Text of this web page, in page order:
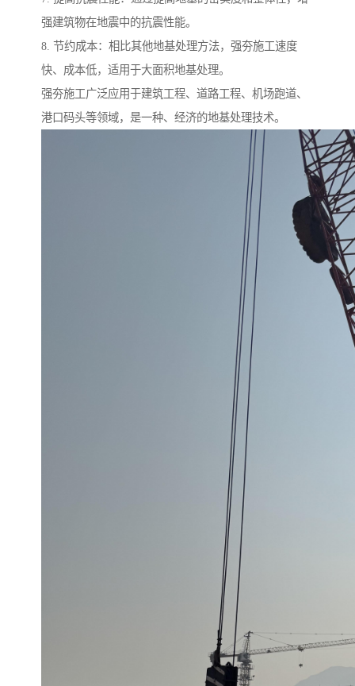
强建筑物在地震中的抗震性能。
8. 节约成本：相比其他地基处理方法，强夯施工速度
快、成本低，适用于大面积地基处理。
强夯施工广泛应用于建筑工程、道路工程、机场跑道、
港口码头等领域，是一种、经济的地基处理技术。